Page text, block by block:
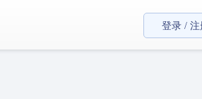
登录 / 注